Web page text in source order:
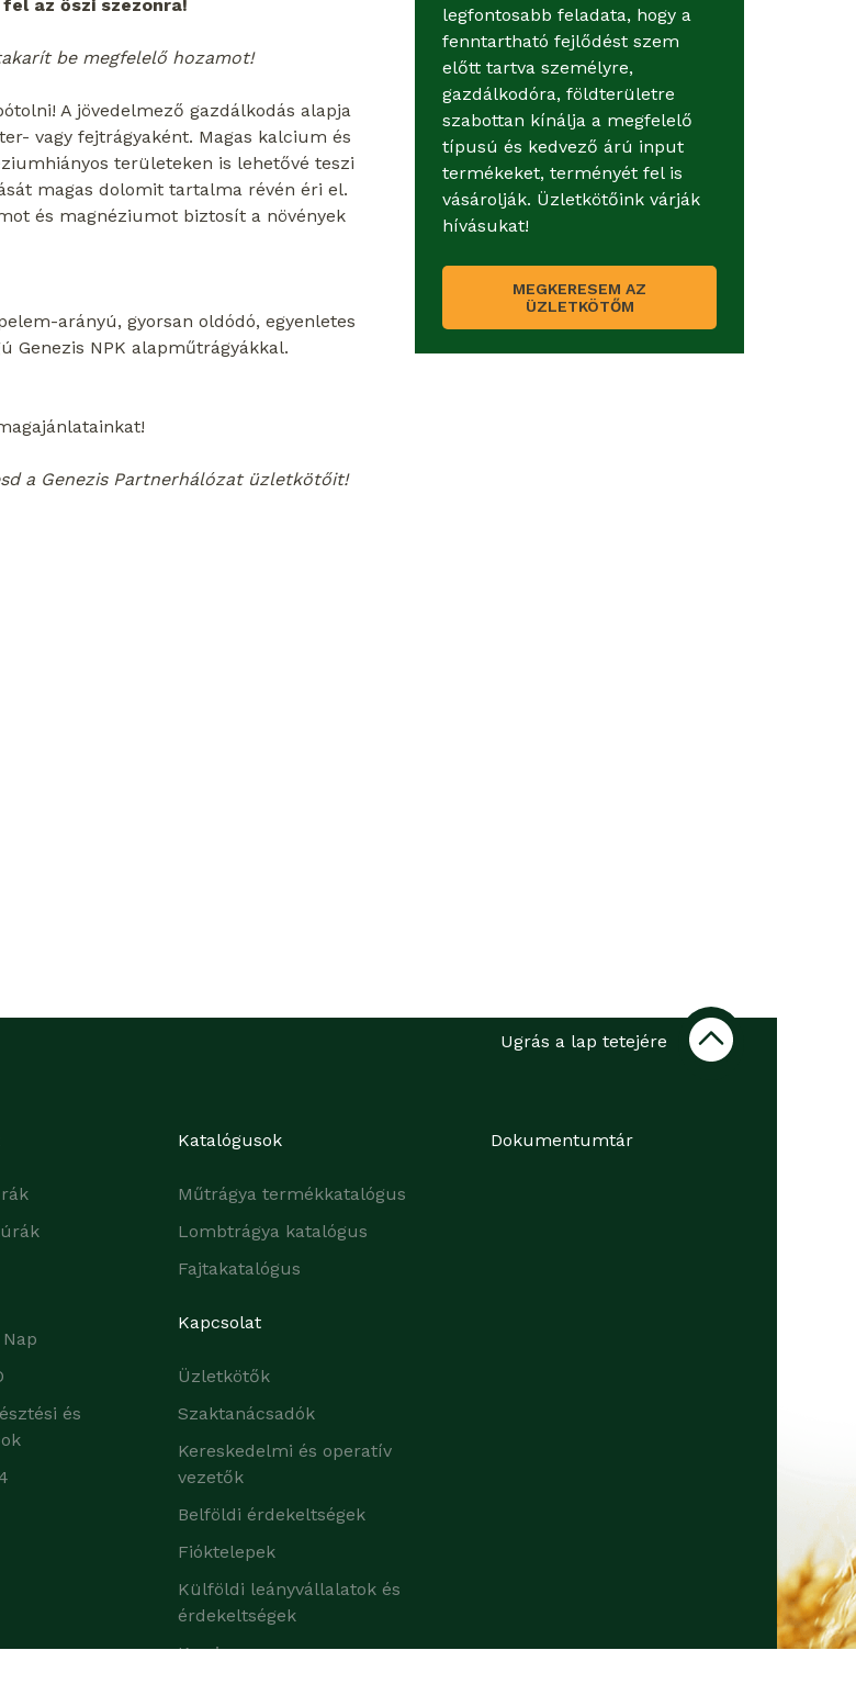
az őszi szezonra!
be megfelelő hozamot!
A jövedelmező gazdálkodás alapja
vagy fejtrágyaként. Magas kalcium és
területeken is lehetővé teszi
magas dolomit tartalma révén éri el.
és magnéziumot biztosít a növények
arányú, gyorsan oldódó, egyenletes
Genezis NPK alapműtrágyákkal.
a Genezis Partnerhálózat üzletkötőit!
legfontosabb feladata, hogy a
fenntartható fejlődést szem
előtt tartva személyre,
gazdálkodóra, földterületre
szabottan kínálja a megfelelő
típusú és kedvező árú input
termékeket, terményét fel is
vásárolják. Üzletkötőink várják
hívásukat!
MEGKERESEM AZ
ÜZLETKÖTŐM
Ugrás a lap tetejére
és
Katalógusok
Műtrágya termékkatalógus
Lombtrágya katalógus
Fajtakatalógus
Kapcsolat
Üzletkötők
Szaktanácsadók
Kereskedelmi és operatív
vezetők
Belföldi érdekeltségek
Fióktelepek
Külföldi leányvállalatok és
érdekeltségek
Karrier
Dokumentumtár